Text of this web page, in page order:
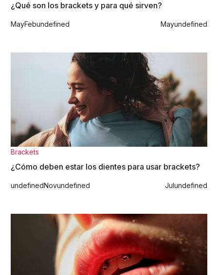
¿Qué son los brackets y para qué sirven?
MayFebundefined Mayundefined
Brackets
¿Cómo deben estar los dientes para usar brackets?
undefinedNovundefined Julundefined